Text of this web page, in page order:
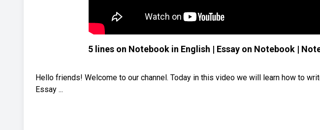
5 lines on Notebook in English | Essay on Notebook |
Hello friends! Welcome to our channel. Today in this video we will learn how to
Essay ...